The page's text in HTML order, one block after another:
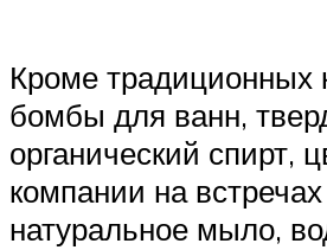
Кроме традиционных
бомбы для ванн,
органический спирт,
компании на
натуральное мыло,